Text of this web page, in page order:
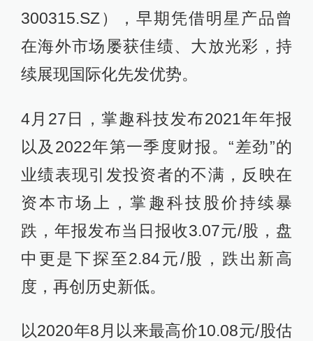
300315.SZ），早期凭借明星产品曾
在海外市场屡获佳绩、大放光彩，持
续展现国际化先发优势。
4月27日，掌趣科技发布2021年年报
以及2022年第一季度财报。“差劲”的
业绩表现引发投资者的不满，反映在
资本市场上，掌趣科技股价持续暴
跌，年报发布当日报收3.07元/股，盘
中更是下探至2.84元/股，跌出新高
度，再创历史新低。
以2020年8月以来最高价10.08元/股估